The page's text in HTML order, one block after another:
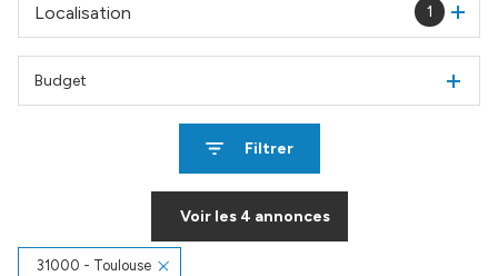
1
Localisation
Budget
Filtrer
Voir les 4 annonces
31000 - Toulouse